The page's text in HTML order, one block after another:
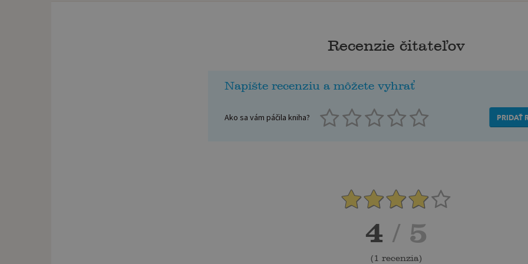
Recenzie čitateľov
Napíšte recenziu a môžete vyhrať
Ako sa vám páčila kniha? PRIDAŤ
4 / 5
(1 recenzia)